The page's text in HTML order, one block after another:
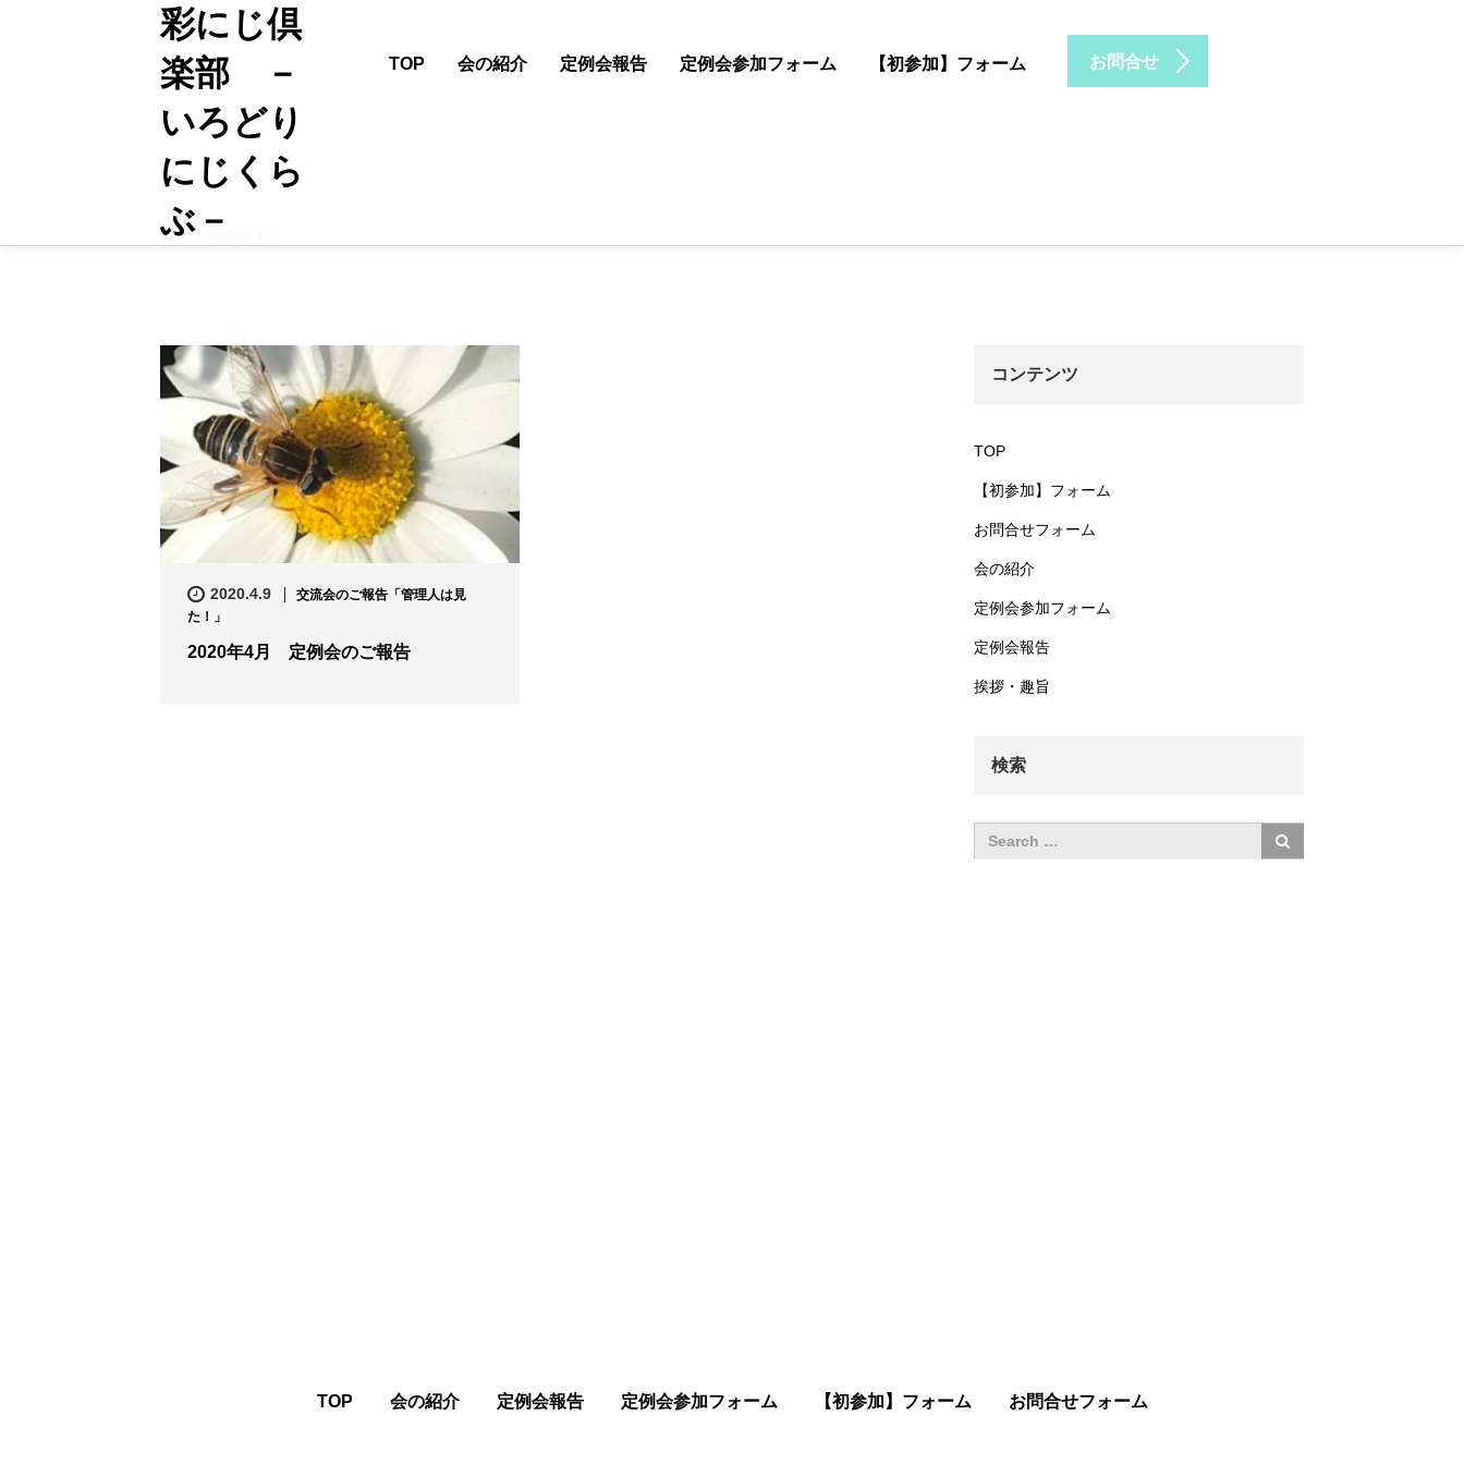
彩にじ倶
楽部 －
いろどり
にじくら
ぶ－
TOP 会の紹介 定例会報告 定例会参加フォーム 【初参加】フォーム お問合せ
ホーム
2020.4.9
交流会のご報告「管理人は見
た！」
2020年4月 定例会のご報告
コンテンツ
TOP
【初参加】フォーム
お問合せフォーム
会の紹介
定例会参加フォーム
定例会報告
挨拶・趣旨
検索
TOP 会の紹介 定例会報告 定例会参加フォーム 【初参加】フォーム お問合せフォーム